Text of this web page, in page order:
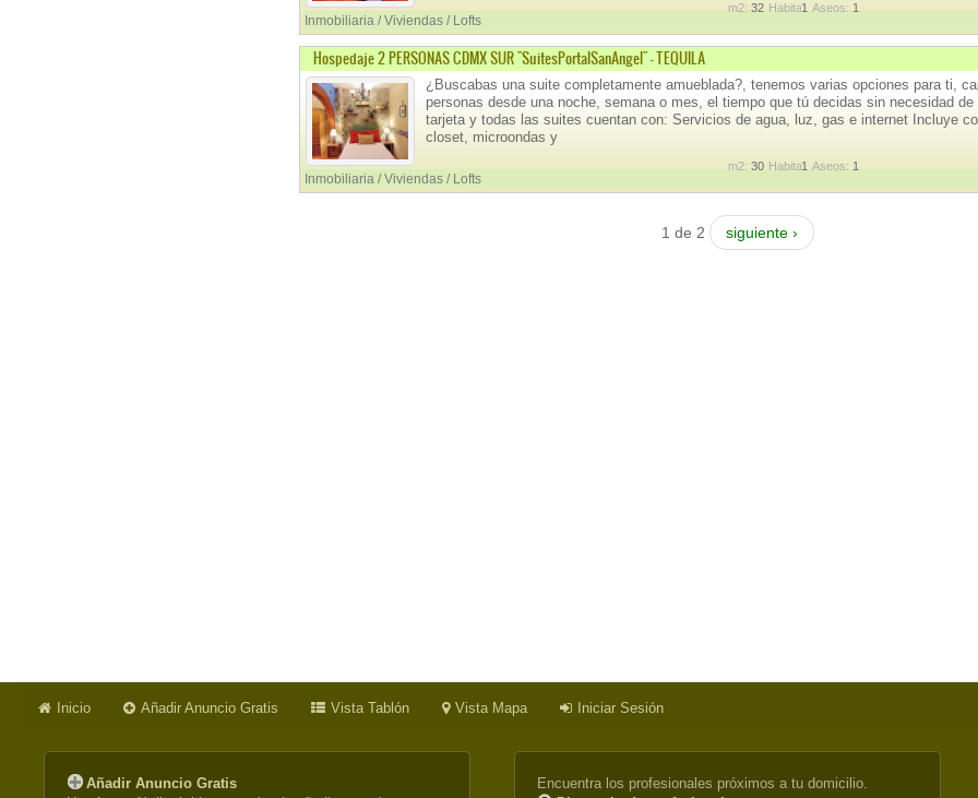
Inmobiliaria / Viviendas / Lofts
m2: 32 Habitaciones:
1 Aseos: 1
Hospedaje 2 PERSONAS CDMX SUR "SuitesPortalSanAngel" - TEQUILA
¿Buscabas una suite completamente amueblada?, tenemos varias opciones para ti,
personas desde una noche, semana o mes, el tiempo que tú decidas sin necesidad
tarjeta y todas las suites cuentan con: Servicios de agua, luz, gas e internet Incluye
closet, microondas y
Inmobiliaria / Viviendas / Lofts
m2: 30 Habitaciones:
1 Aseos: 1
1 de 2 siguiente ›
Inicio Añadir Anuncio Gratis Vista Tablón Vista Mapa Iniciar Sesión
Añadir Anuncio Gratis
Encuentra los profesionales próximos a tu domicilio.